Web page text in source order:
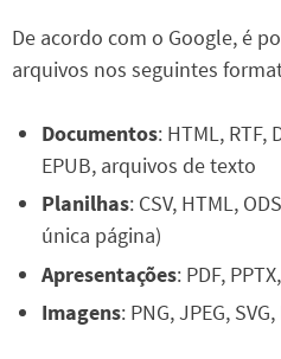
De acordo com o Google, é
arquivos nos seguintes
Documentos: HTML, RTF,
EPUB, arquivos de texto
Planilhas: CSV, HTML,
única página)
Apresentações: PDF,
Imagens: PNG, JPEG,